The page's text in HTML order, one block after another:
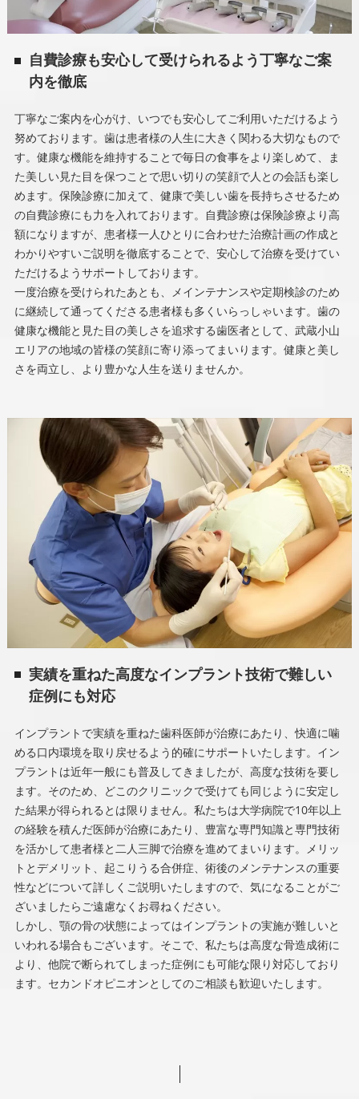
自費診療も安心して受けられるよう丁寧なご案
内を徹底
丁寧なご案内を心がけ、いつでも安心してご利用いただけるよう
努めております。歯は患者様の人生に大きく関わる大切なもので
す。健康な機能を維持することで毎日の食事をより楽しめて、ま
た美しい見た目を保つことで思い切りの笑顔で人との会話も楽し
めます。保険診療に加えて、健康で美しい歯を長持ちさせるため
の自費診療にも力を入れております。自費診療は保険診療より高
額になりますが、患者様一人ひとりに合わせた治療計画の作成と
わかりやすいご説明を徹底することで、安心して治療を受けてい
ただけるようサポートしております。
一度治療を受けられたあとも、メインテナンスや定期検診のため
に継続して通ってくださる患者様も多くいらっしゃいます。歯の
健康な機能と見た目の美しさを追求する歯医者として、武蔵小山
エリアの地域の皆様の笑顔に寄り添ってまいります。健康と美し
さを両立し、より豊かな人生を送りませんか。
実績を重ねた高度なインプラント技術で難しい
症例にも対応
インプラントで実績を重ねた歯科医師が治療にあたり、快適に噛
める口内環境を取り戻せるよう的確にサポートいたします。イン
プラントは近年一般にも普及してきましたが、高度な技術を要し
ます。そのため、どこのクリニックで受けても同じように安定し
た結果が得られるとは限りません。私たちは大学病院で10年以上
の経験を積んだ医師が治療にあたり、豊富な専門知識と専門技術
を活かして患者様と二人三脚で治療を進めてまいります。メリッ
トとデメリット、起こりうる合併症、術後のメンテナンスの重要
性などについて詳しくご説明いたしますので、気になることがご
ざいましたらご遠慮なくお尋ねください。
しかし、顎の骨の状態によってはインプラントの実施が難しいと
いわれる場合もございます。そこで、私たちは高度な骨造成術に
より、他院で断られてしまった症例にも可能な限り対応しており
ます。セカンドオピニオンとしてのご相談も歓迎いたします。